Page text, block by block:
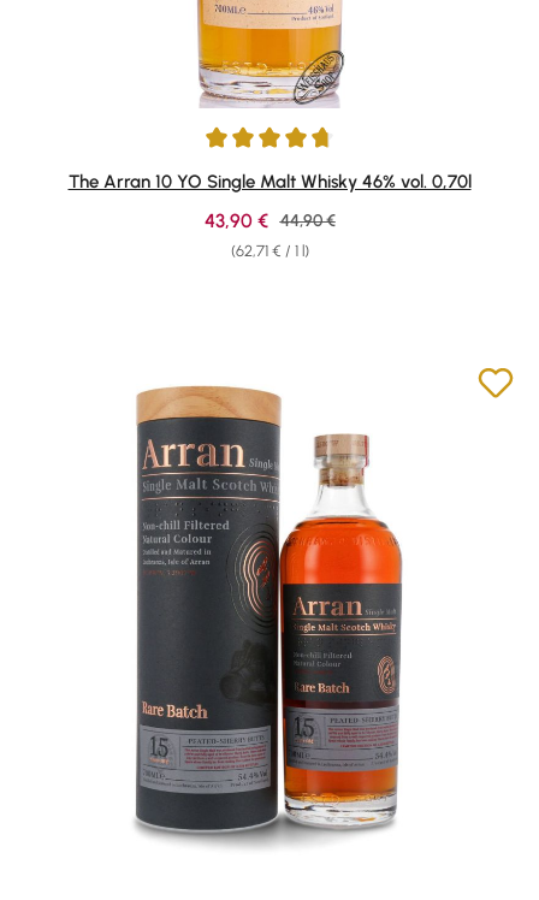
Average rating of 4.79 out of 5 stars
The Arran 10 YO Single Malt Whisky 46% vol. 0,70l
(62,71 € / 1 l)
Sale price:
43,90 € Regular price:
44,90 €